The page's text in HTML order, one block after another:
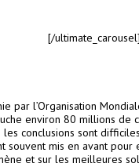
[/ultimate_carousel]
par l’Organisation
environ 80 millions de
conclusions sont
souvent mis en avant
et sur les meilleures